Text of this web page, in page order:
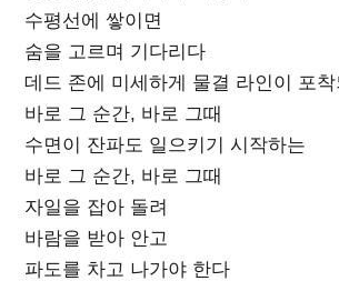
수평선에 쌓이면
숨을 고르며 기다리다
데드 존에 미세하게 물결 라인이 포착
바로 그 순간, 바로 그때
수면이 잔파도 일으키기 시작하는
바로 그 순간, 바로 그때
자일을 잡아 돌려
바람을 받아 안고
파도를 차고 나가야 한다